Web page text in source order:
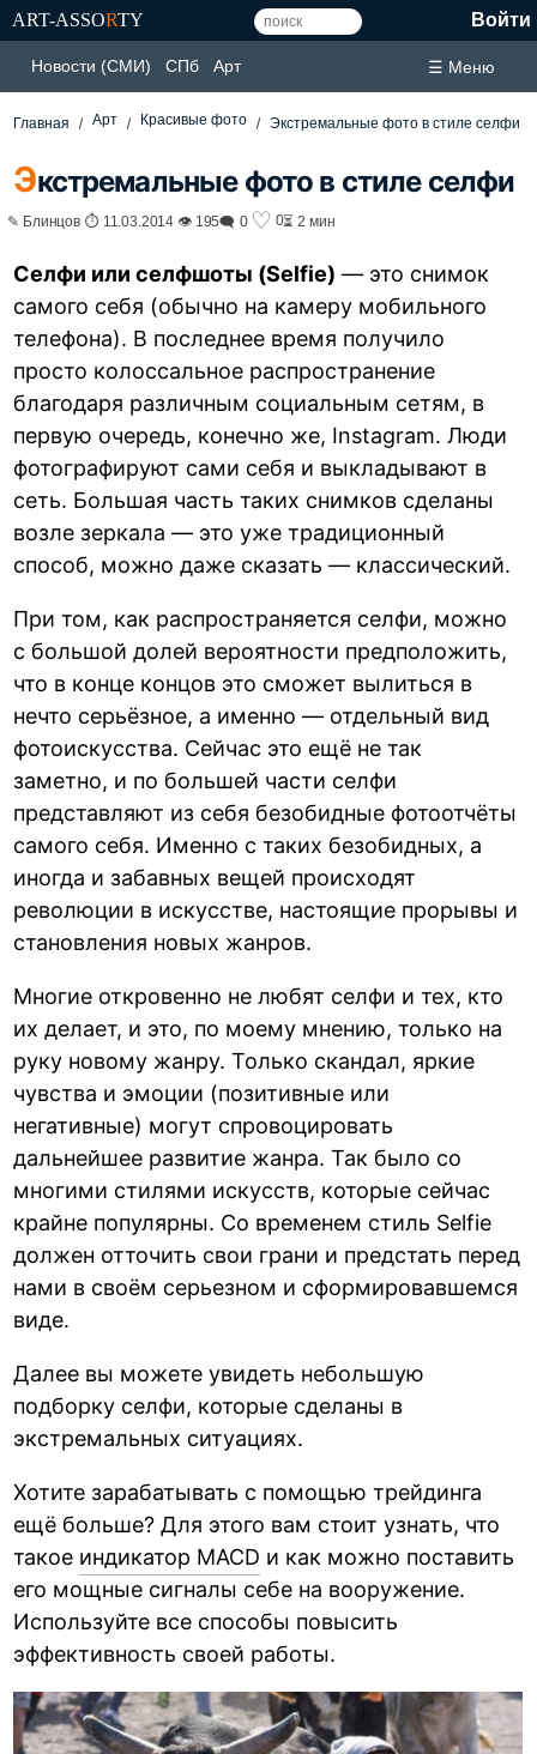
ART-ASSORTY Войти
Новости (СМИ) СПб Арт ☰ Меню
Главная Арт Красивые фото Экстремальные фото в стиле селфи
Экстремальные фото в стиле селфи
✎ Блинцов ⏱ 11.03.2014 👁 195🗨 0 ♡ 0⏳ 2 мин
Селфи или селфшоты (Selfie) — это снимок
самого себя (обычно на камеру мобильного
телефона). В последнее время получило
просто колоссальное распространение
благодаря различным социальным сетям, в
первую очередь, конечно же, Instagram. Люди
фотографируют сами себя и выкладывают в
сеть. Большая часть таких снимков сделаны
возле зеркала — это уже традиционный
способ, можно даже сказать — классический.
При том, как распространяется селфи, можно
с большой долей вероятности предположить,
что в конце концов это сможет вылиться в
нечто серьёзное, а именно — отдельный вид
фотоискусства. Сейчас это ещё не так
заметно, и по большей части селфи
представляют из себя безобидные фотоотчёты
самого себя. Именно с таких безобидных, а
иногда и забавных вещей происходят
революции в искусстве, настоящие прорывы и
становления новых жанров.
Многие откровенно не любят селфи и тех, кто
их делает, и это, по моему мнению, только на
руку новому жанру. Только скандал, яркие
чувства и эмоции (позитивные или
негативные) могут спровоцировать
дальнейшее развитие жанра. Так было со
многими стилями искусств, которые сейчас
крайне популярны. Со временем стиль Selfie
должен отточить свои грани и предстать перед
нами в своём серьезном и сформировавшемся
виде.
Далее вы можете увидеть небольшую
подборку селфи, которые сделаны в
экстремальных ситуациях.
Хотите зарабатывать с помощью трейдинга
ещё больше? Для этого вам стоит узнать, что
такое индикатор MACD и как можно поставить
его мощные сигналы себе на вооружение.
Используйте все способы повысить
эффективность своей работы.